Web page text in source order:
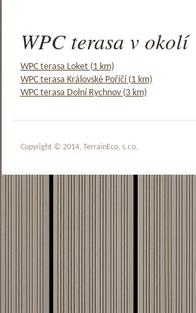
WPC terasa v okolí
WPC terasa Loket (1 km)
WPC terasa Královské Poříčí (1 km)
WPC terasa Dolní Rychnov (3 km)
Copyright © 2014, TerrainEco, s.r.o.